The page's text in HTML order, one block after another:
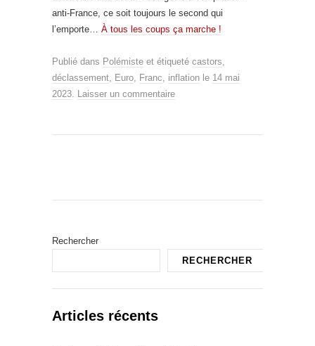
anti-France, ce soit toujours le second qui
l’emporte… À tous les coups ça marche !
Publié dans Polémiste et étiqueté castors,
déclassement, Euro, Franc, inflation le 14 mai
2023. Laisser un commentaire
Rechercher
RECHERCHER
Articles récents